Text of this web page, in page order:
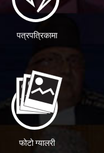
पत्रपत्रिकामा
फोटो ग्यालरी